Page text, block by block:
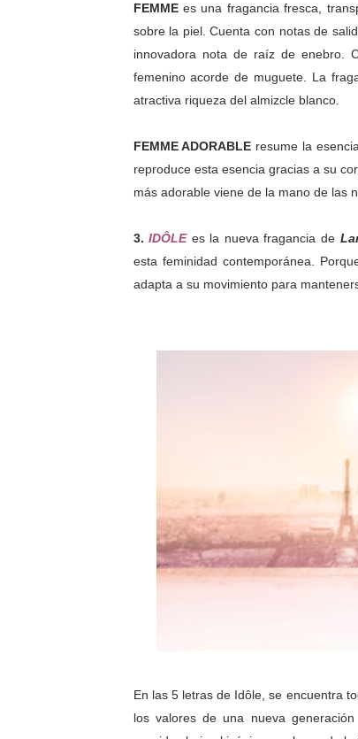
FEMMEes una fragancia fresca,
sobre la piel. Cuenta con notas de
innovadora nota de raíz de enebro.
femenino acorde de muguete. La
atractiva riqueza del almizcle blanco.
FEMME ADORABLE resume la
reproduce esta esencia gracias a su
más adorable viene de la mano de las
3. IDÔLEes la nueva fragancia de
esta feminidad contemporánea.
adapta a su movimiento para
En las 5 letras de Idôle, se encuentra
los valores de una nueva